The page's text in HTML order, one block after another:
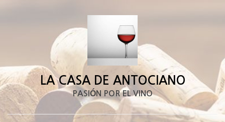
LA CASA DE ANTOCIANO
PASIÓN POR EL VINO